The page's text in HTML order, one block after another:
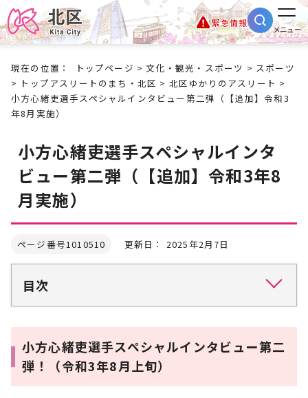
緊急情報
メニュー
現在の位置： トップページ >文化・観光・スポーツ > スポーツ
> トップアスリートのまち・北区 > 北区ゆかりのアスリート >
小方心緒吏選手スペシャルインタビュー第二弾（【追加】令和3
年8月実施）
小方心緒吏選手スペシャルインタ
ビュー第二弾（【追加】令和3年8
月実施）
ページ番号1010510 更新日： 2025年2月7日
目次
小方心緒吏選手スペシャルインタビュー第二
弾！（令和3年8月上旬）